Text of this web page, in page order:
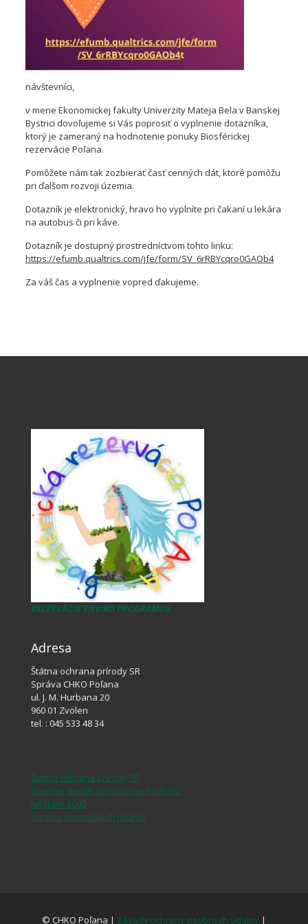
návštevníci,
v mene Ekonomickej fakulty Univerzity Mateja Bela v Banskej
Bystrici dovoľujeme si Vás poprosiť o vyplnenie dotazníka,
ktorý je zameraný na hodnotenie ponuky Biosférickej
rezervácie Poľana.
Pomôžete nám tak zozbierať časť cenných dát, ktoré pomôžu
pri ďalšom rozvoji územia.
Dotazník je elektronický, hravo ho vyplníte pri čakaní u lekára
na autobus či pri káve.
Dotazník je dostupný prostredníctvom tohto linku:
https://efumb.qualtrics.com/jfe/form/SV_6rRBYcqro0GAOb4
Za váš čas a vyplnenie vopred ďakujeme.
REZERVÁCIA ENVIRO PROGRAMOV
Adresa
Štátna ochrana prírody SR
Správa CHKO Poľana
ul. J. M. Hurbana 20
960 01 Zvolen
tel. : 045 533 48 34
Štátna ochrana prírody SR
Register ponúkaného majetku štátu
NATURA 2000
Správa slovenských jaskýň
© CHKO Poľana | Zásady ochrany osobných údajov |